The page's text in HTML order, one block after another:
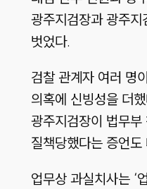
광주지검장과 광주
벗었다.
검찰 관계자 여러 명
의혹에 신빙성을 더
광주지검장이 법무
질책당했다는 증언도
업무상 과실치사는 ‘